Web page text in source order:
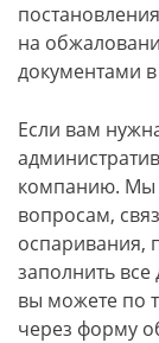
на
документами в
Если вам
компанию. Мы
вопросам,
оспаривания,
заполнить
вы можете по
через форму